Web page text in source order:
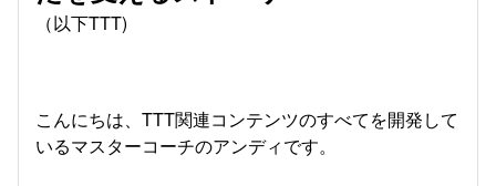
（以下TTT)
こんにちは、TTT関連コンテンツのすべてを開発して
いるマスターコーチのアンディです。